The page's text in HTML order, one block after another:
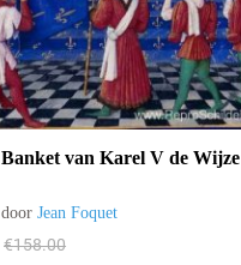
Banket van Karel V de Wijze
doorJean Foquet
€158.00